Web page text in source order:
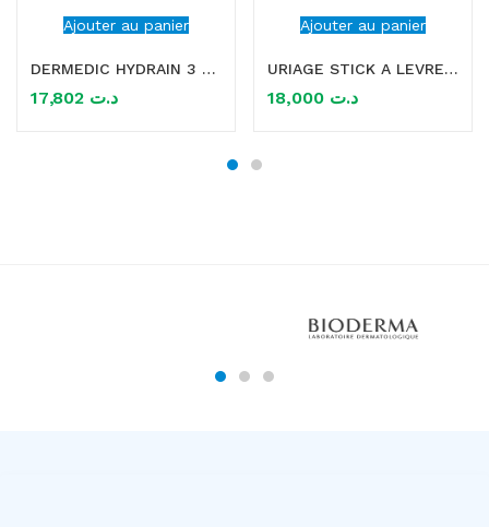
Ajouter au panier
DERMEDIC HYDRAIN 3 CREME CONTOUR DES YEUX HYDRATANT 15ML
د.ت
Ajouter au panier
URIAGE STICK A LEVRES 4G
د.ت